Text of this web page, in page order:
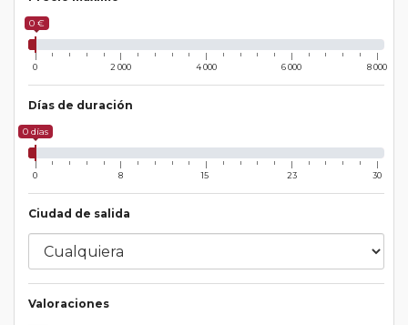
0 €
0 2 000 4 000 6 000 8 000
Días de duración
0 días
0 8 15 23 30
Ciudad de salida
Valoraciones